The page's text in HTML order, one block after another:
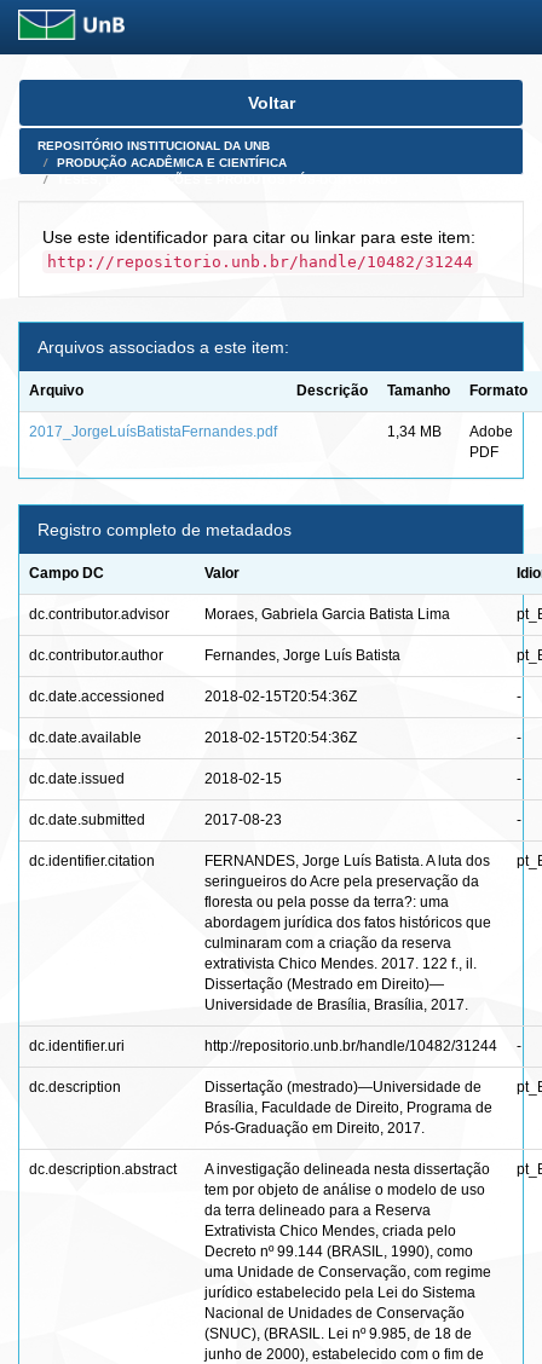
Skip
Voltar
REPOSITÓRIO INSTITUCIONAL DA UNB
PRODUÇÃO ACADÊMICA E CIENTÍFICA
Use este identificador para citar ou linkar para este item:
http://repositorio.unb.br/handle/10482/31244
Arquivos associados a este item:
Arquivo Descrição Tamanho Formato
2017_JorgeLuísBatistaFernandes.pdf 1,34 MB
Adobe
PDF
Registro completo de metadados
Campo DC Valor
dc.contributor.advisor Moraes, Gabriela Garcia Batista Lima
dc.contributor.author Fernandes, Jorge Luís Batista
dc.date.accessioned 2018-02-15T20:54:36Z -
dc.date.available 2018-02-15T20:54:36Z -
dc.date.issued 2018-02-15 -
dc.date.submitted 2017-08-23 -
dc.identifier.citation
FERNANDES, Jorge Luís Batista. A luta dos
seringueiros do Acre pela preservação da
floresta ou pela posse da terra?: uma
abordagem jurídica dos fatos históricos que
culminaram com a criação da reserva
extrativista Chico Mendes. 2017. 122 f., il.
Dissertação (Mestrado em Direito)—
Universidade de Brasília, Brasília, 2017.
dc.identifier.uri http://repositorio.unb.br/handle/10482/31244 -
dc.description
Dissertação (mestrado)—Universidade de
Brasília, Faculdade de Direito, Programa de
Pós-Graduação em Direito, 2017.
dc.description.abstract
A investigação delineada nesta dissertação
tem por objeto de análise o modelo de uso
da terra delineado para a Reserva
Extrativista Chico Mendes, criada pelo
Decreto nº 99.144 (BRASIL, 1990), como
uma Unidade de Conservação, com regime
jurídico estabelecido pela Lei do Sistema
Nacional de Unidades de Conservação
(SNUC), (BRASIL. Lei nº 9.985, de 18 de
junho de 2000), estabelecido com o fim de